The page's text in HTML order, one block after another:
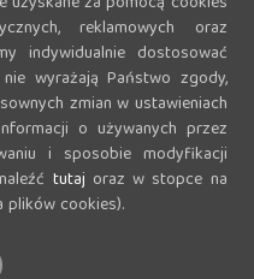
reklamowych oraz
indywidualnie dostosować
wyrażają Państwo zgody,
zmian w ustawieniach
o używanych przez
i sposobie modyfikacji
tutaj oraz w stopce na
plików cookies).